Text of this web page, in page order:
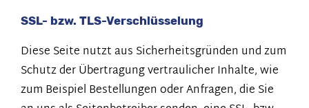
SSL- bzw. TLS-Verschlüsselung
Diese Seite nutzt aus Sicherheitsgründen und zum
Schutz der Übertragung vertraulicher Inhalte, wie
zum Beispiel Bestellungen oder Anfragen, die Sie